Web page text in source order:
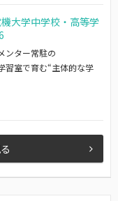
大学中学校・高等学
ンター常駐の
習室で育む“主体的な学